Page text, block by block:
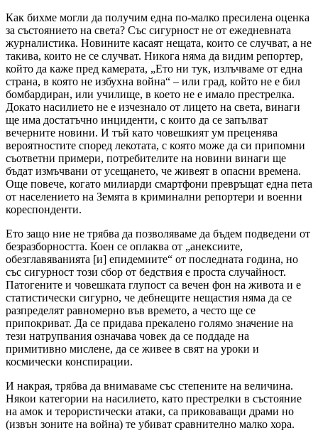
Как бихме могли да получим една по-малко пресилена оценка
за състоянието на света? Със сигурност не от ежедневната
журналистика. Новините касаят нещата, които се случват, а не
такива, които не се случват. Никога няма да видим репортер,
който да каже пред камерата, „Ето ни тук, излъчваме от една
страна, в която не избухна война“ – или град, който не е бил
бомбардиран, или училище, в което не е имало престрелка.
Докато насилието не е изчезнало от лицето на света, винаги
ще има достатъчно инциденти, с които да се запълват
вечерните новини. И тъй като човешкият ум преценява
вероятностите според лекотата, с която може да си припомни
съответни примери, потребителите на новини винаги ще
бъдат измъчвани от усещането, че живеят в опасни времена.
Още повече, когато милиарди смартфони превръщат една пета
от населението на Земята в криминални репортери и военни
кореспонденти.
Ето защо ние не трябва да позволяваме да бъдем подведени от
безразборността. Коен се оплаква от „анексиите,
обезглавяванията [и] епидемиите“ от последната година, но
със сигурност този сбор от бедствия е проста случайност.
Патогените и човешката глупост са вечен фон на живота и е
статистически сигурно, че дебнещите нещастия няма да се
разпределят равномерно във времето, а често ще се
припокриват. Да се придава прекалено голямо значение на
тези натрупвания означава човек да се поддаде на
примитивно мислене, да се живее в свят на уроки и
космически конспирации.
И накрая, трябва да внимаваме със степените на величина.
Някои категории на насилието, като престрелки в състояние
на амок и терористически атаки, са приковаващи драми но
(извън зоните на война) те убиват сравнително малко хора.